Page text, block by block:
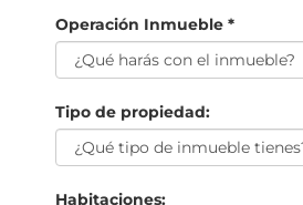
Operación Inmueble *
Tipo de propiedad:
Habitaciones: